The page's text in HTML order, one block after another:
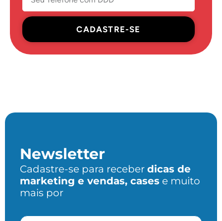
CADASTRE-SE
Newsletter
Cadastre-se para receber dicas de
marketing e vendas, cases e muito
mais por